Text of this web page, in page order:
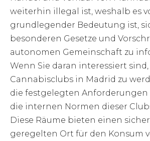
weiterhin illegal ist, weshalb es
grundlegender Bedeutung ist,
besonderen Gesetze und
autonomen Gemeinschaft zu
Wenn Sie daran interessiert sind,
Cannabisclubs in Madrid zu
die festgelegten
die internen Normen dieser
Diese Räume bieten einen
geregelten Ort für den Konsum